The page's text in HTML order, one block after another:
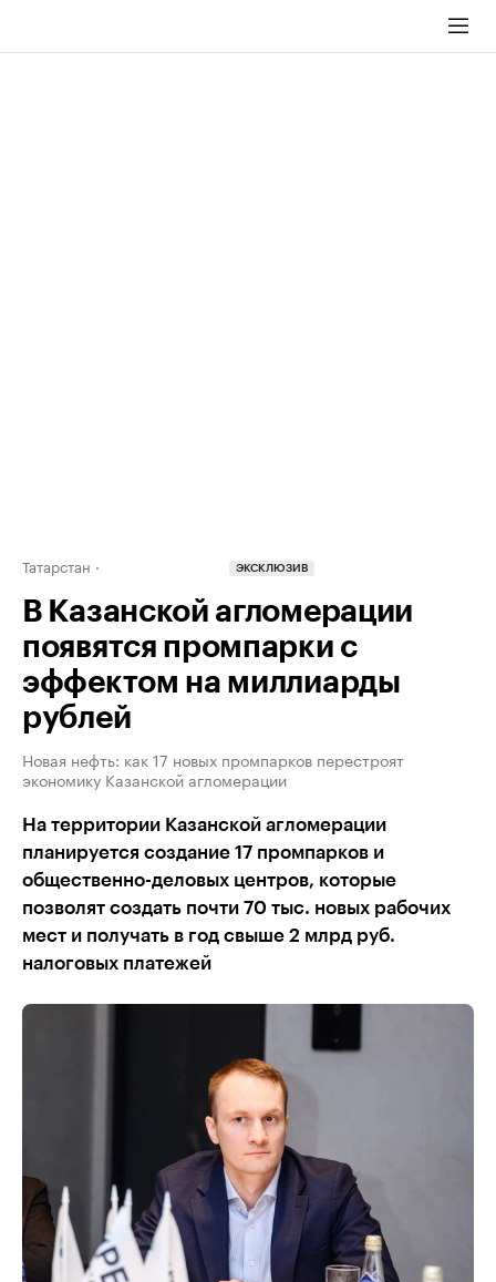
Татарстан ЭКСКЛЮЗИВ
В Казанской агломерации
появятся промпарки с
эффектом на миллиарды
рублей
Новая нефть: как 17 новых промпарков перестроят
экономику Казанской агломерации
На территории Казанской агломерации
планируется создание 17 промпарков и
общественно-деловых центров, которые
позволят создать почти 70 тыс. новых рабочих
мест и получать в год свыше 2 млрд руб.
налоговых платежей